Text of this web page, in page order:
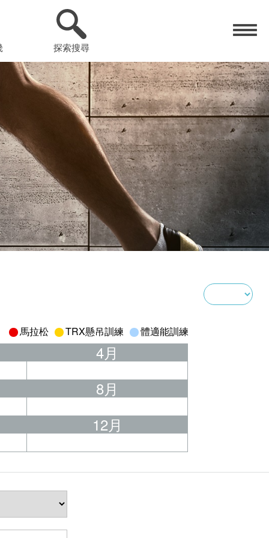
探索搜尋
馬拉松 TRX懸吊訓練 體適能訓練
4月
8月
12月